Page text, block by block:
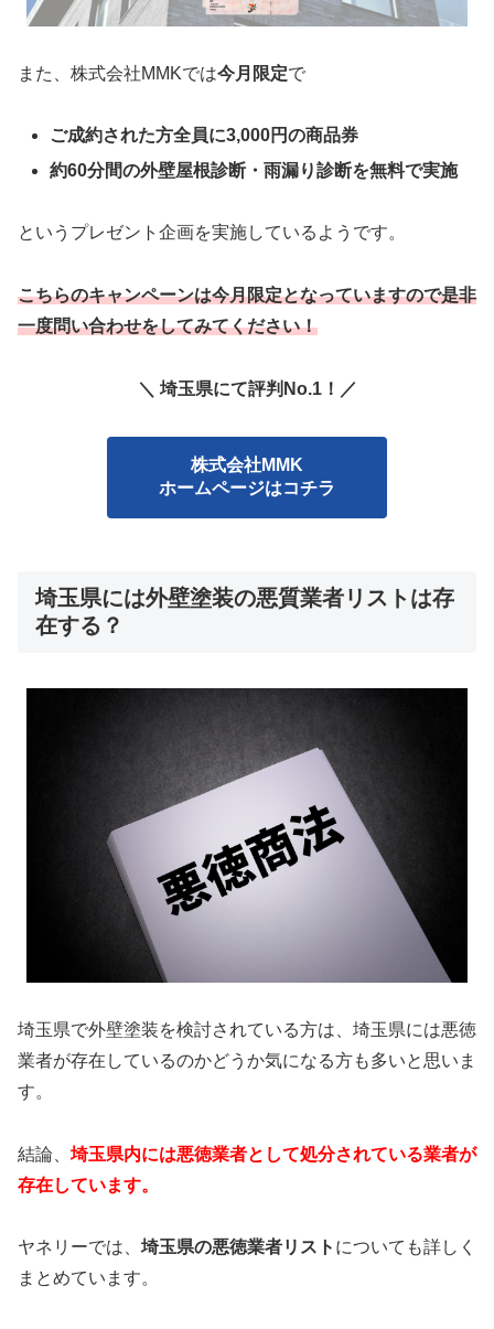
また、株式会社MMKでは今月限定で
ご成約された方全員に3,000円の商品券
約60分間の外壁屋根診断・雨漏り診断を無料で実施
というプレゼント企画を実施しているようです。
こちらのキャンペーンは今月限定となっていますので是非
一度問い合わせをしてみてください！
＼ 埼玉県にて評判No.1！／
株式会社MMK
ホームページはコチラ
埼玉県には外壁塗装の悪質業者リストは存
在する？
埼玉県で外壁塗装を検討されている方は、埼玉県には悪徳
業者が存在しているのかどうか気になる方も多いと思いま
す。
結論、 埼玉県内には悪徳業者として処分されている業者が
存在しています。
ヤネリーでは、 埼玉県の悪徳業者リスト についても詳しく
まとめています。